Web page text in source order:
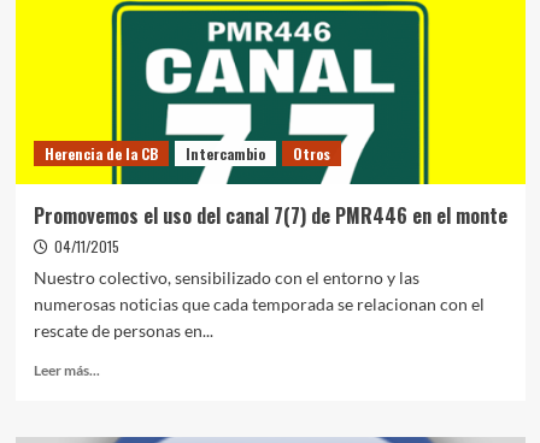
Herencia de la CB Intercambio Otros
Promovemos el uso del canal 7(7) de PMR446 en el monte
04/11/2015
Nuestro colectivo, sensibilizado con el entorno y las
numerosas noticias que cada temporada se relacionan con el
rescate de personas en...
Leer más...